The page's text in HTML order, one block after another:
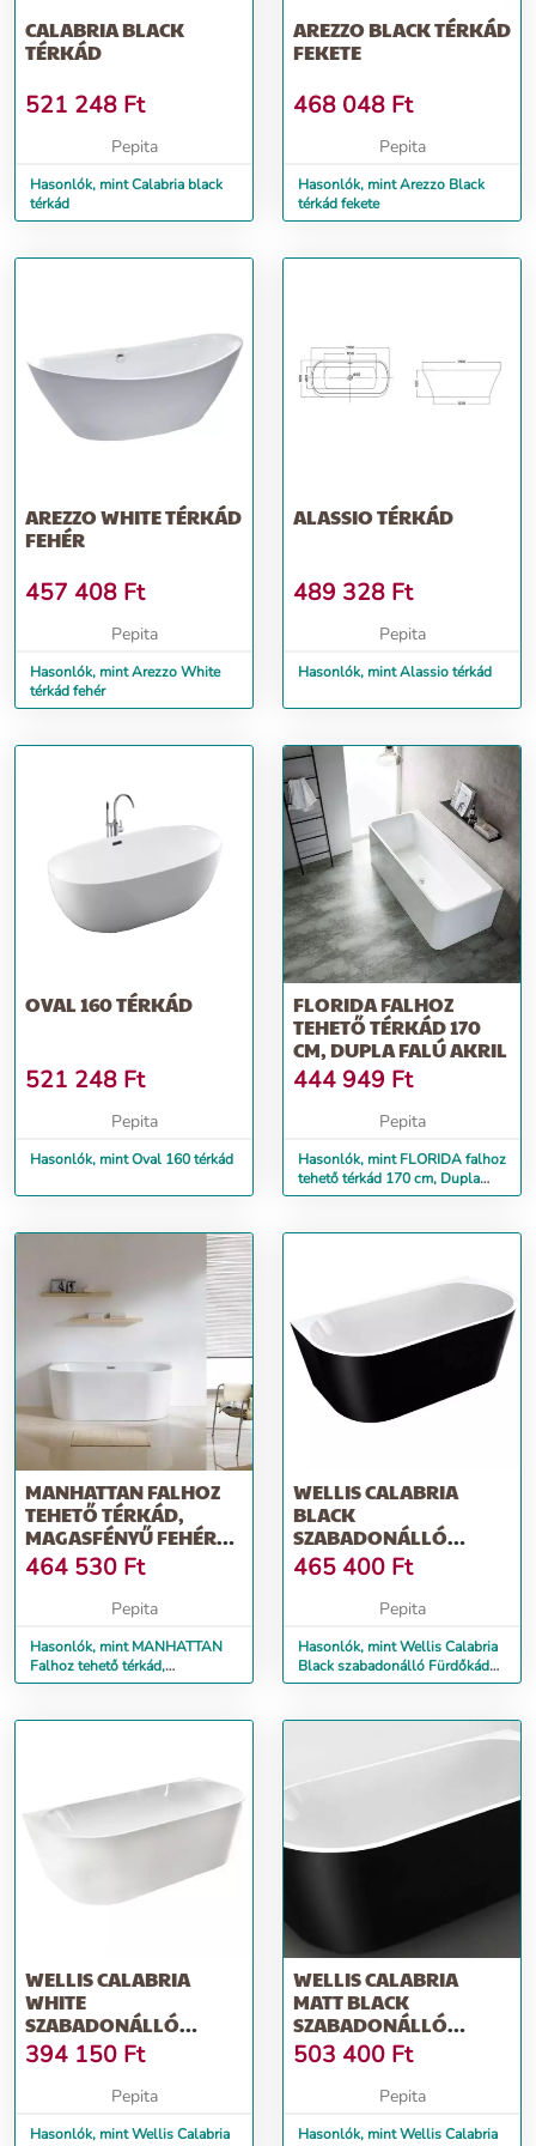
CALABRIA BLACK
TÉRKÁD
521 248 Ft
Pepita
Hasonlók, mint Calabria black
térkád
AREZZO BLACK TÉRKÁD
FEKETE
468 048 Ft
Pepita
Hasonlók, mint Arezzo Black
térkád fekete
AREZZO WHITE TÉRKÁD
FEHÉR
457 408 Ft
Pepita
Hasonlók, mint Arezzo White
térkád fehér
ALASSIO TÉRKÁD
489 328 Ft
Pepita
Hasonlók, mint Alassio térkád
OVAL 160 TÉRKÁD
521 248 Ft
Pepita
Hasonlók, mint Oval 160 térkád
FLORIDA FALHOZ
TEHETŐ TÉRKÁD 170
CM, DUPLA FALÚ AKRIL
444 949 Ft
Pepita
Hasonlók, mint FLORIDA falhoz
tehető térkád 170 cm, Dupla
falú akril
MANHATTAN FALHOZ
TEHETŐ TÉRKÁD,
MAGASFÉNYŰ FEHÉR
AKRIL, KETTŐS FA...
464 530 Ft
Pepita
Hasonlók, mint MANHATTAN
Falhoz tehető térkád,
magasfényű fehér akril, kettős
WELLIS CALABRIA
BLACK
SZABADONÁLLÓ
FÜRDŐKÁD 80X170CM
- FEKETE-FEHÉR
465 400 Ft
Pepita
Hasonlók, mint Wellis Calabria
Black szabadonálló Fürdőkád
80x170cm - fekete-fehér
WELLIS CALABRIA
WHITE
SZABADONÁLLÓ
FÜRDŐKÁD 80X170CM
- FEHÉR
394 150 Ft
Pepita
Hasonlók, mint Wellis Calabria
WELLIS CALABRIA
MATT BLACK
SZABADONÁLLÓ
FÜRDŐKÁD 80X170CM
503 400 Ft
Pepita
Hasonlók, mint Wellis Calabria